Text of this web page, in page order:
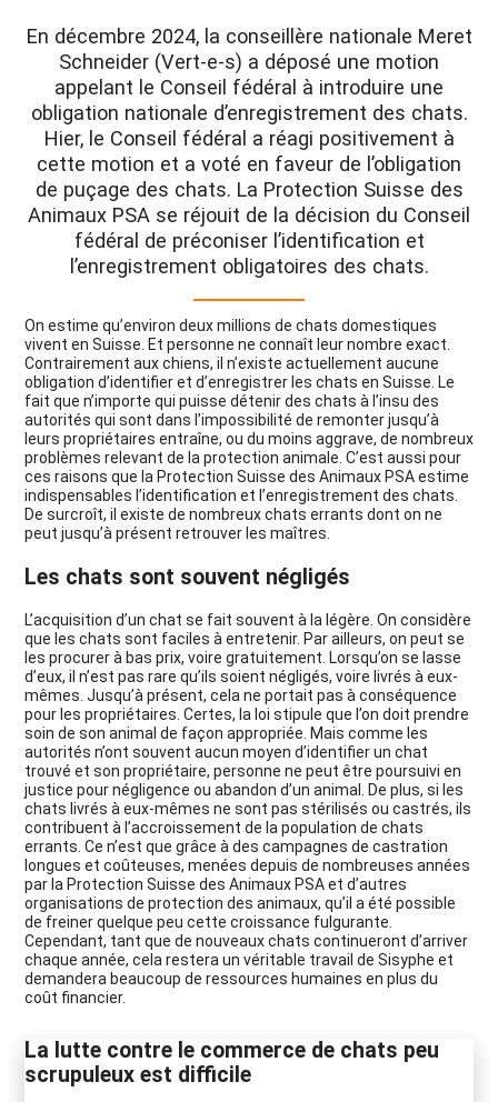
En décembre 2024, la conseillère nationale Meret
Schneider (Vert-e-s) a déposé une motion
appelant le Conseil fédéral à introduire une
obligation nationale d’enregistrement des chats.
Hier, le Conseil fédéral a réagi positivement à
cette motion et a voté en faveur de l’obligation
de puçage des chats. La Protection Suisse des
Animaux PSA se réjouit de la décision du Conseil
fédéral de préconiser l’identification et
l’enregistrement obligatoires des chats.
On estime qu’environ deux millions de chats domestiques
vivent en Suisse. Et personne ne connaît leur nombre exact.
Contrairement aux chiens, il n’existe actuellement aucune
obligation d’identifier et d’enregistrer les chats en Suisse. Le
fait que n’importe qui puisse détenir des chats à l’insu des
autorités qui sont dans l’impossibilité de remonter jusqu’à
leurs propriétaires entraîne, ou du moins aggrave, de nombreux
problèmes relevant de la protection animale. C’est aussi pour
ces raisons que la Protection Suisse des Animaux PSA estime
indispensables l’identification et l’enregistrement des chats.
De surcroît, il existe de nombreux chats errants dont on ne
peut jusqu’à présent retrouver les maîtres.
Les chats sont souvent négligés
L’acquisition d’un chat se fait souvent à la légère. On considère
que les chats sont faciles à entretenir. Par ailleurs, on peut se
les procurer à bas prix, voire gratuitement. Lorsqu’on se lasse
d’eux, il n’est pas rare qu’ils soient négligés, voire livrés à eux-
mêmes. Jusqu’à présent, cela ne portait pas à conséquence
pour les propriétaires. Certes, la loi stipule que l’on doit prendre
soin de son animal de façon appropriée. Mais comme les
autorités n’ont souvent aucun moyen d’identifier un chat
trouvé et son propriétaire, personne ne peut être poursuivi en
justice pour négligence ou abandon d’un animal. De plus, si les
chats livrés à eux-mêmes ne sont pas stérilisés ou castrés, ils
contribuent à l’accroissement de la population de chats
errants. Ce n’est que grâce à des campagnes de castration
longues et coûteuses, menées depuis de nombreuses années
par la Protection Suisse des Animaux PSA et d’autres
organisations de protection des animaux, qu’il a été possible
de freiner quelque peu cette croissance fulgurante.
Cependant, tant que de nouveaux chats continueront d’arriver
chaque année, cela restera un véritable travail de Sisyphe et
demandera beaucoup de ressources humaines en plus du
coût financier.
La lutte contre le commerce de chats peu
scrupuleux est difficile